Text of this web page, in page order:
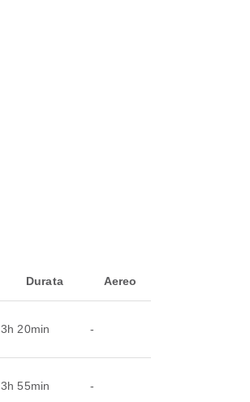
Durata Aereo
3h 20min -
3h 55min -